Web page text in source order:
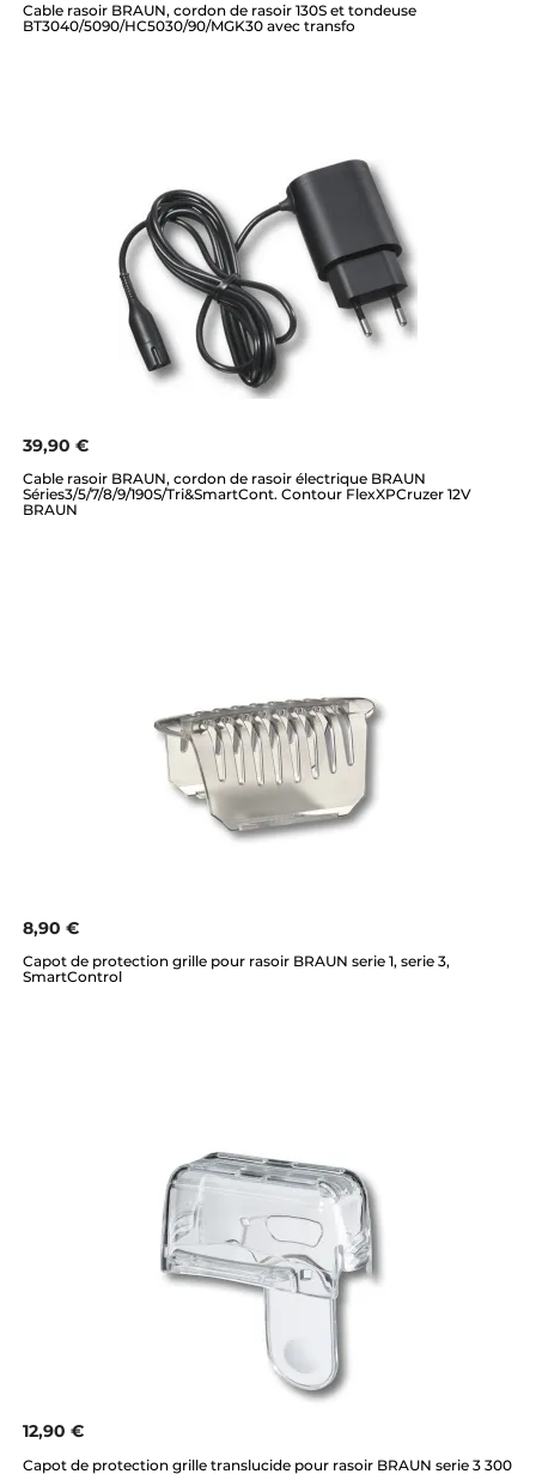
Cable rasoir BRAUN, cordon de rasoir 130S et tondeuse
BT3040/5090/HC5030/90/MGK30 avec transfo
39,90 €
Cable rasoir BRAUN, cordon de rasoir électrique BRAUN
Séries3/5/7/8/9/190S/Tri&SmartCont. Contour FlexXPCruzer 12V
BRAUN
8,90 €
Capot de protection grille pour rasoir BRAUN serie 1, serie 3,
SmartControl
12,90 €
Capot de protection grille translucide pour rasoir BRAUN serie 3 300